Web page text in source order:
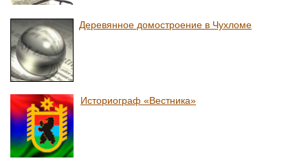
Деревянное домостроение в Чухломе
Историограф «Вестника»